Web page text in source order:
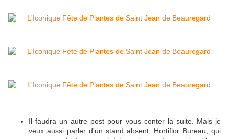
Il faudra un autre post pour vous conter la suite. Mais je
veux aussi parler d'un stand absent, Hortiflor Bureau, qui